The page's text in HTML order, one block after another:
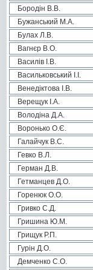
Бородін В.В.
Бужанський М.А.
Булах Л.В.
Вагнєр В.О.
Василів І.В.
Васильковський І.І.
Венедіктова І.В.
Верещук І.А.
Володіна Д.А.
Воронько О.Є.
Галайчук В.С.
Гевко В.Л.
Герман Д.В.
Гетманцев Д.О.
Горенюк О.О.
Гривко С.Д.
Гришина Ю.М.
Грищук Р.П.
Гурін Д.О.
Демченко С.О.